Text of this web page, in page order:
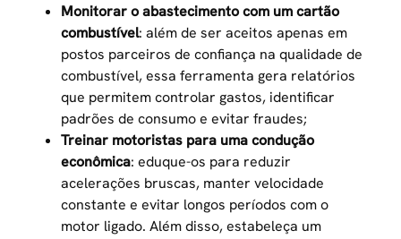
Monitorar o abastecimento com um cartão
combustível: além de ser aceitos apenas em
postos parceiros de confiança na qualidade de
combustível, essa ferramenta gera relatórios
que permitem controlar gastos, identificar
padrões de consumo e evitar fraudes;
Treinar motoristas para uma condução
econômica: eduque-os para reduzir
acelerações bruscas, manter velocidade
constante e evitar longos períodos com o
motor ligado. Além disso, estabeleça um